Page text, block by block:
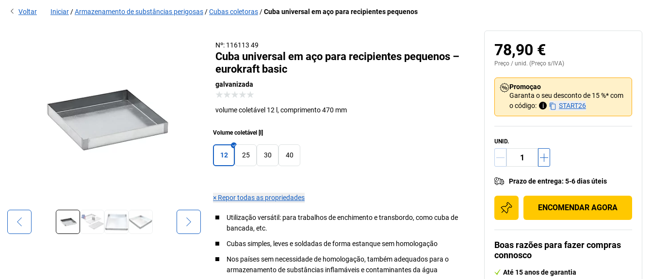
Voltar Iniciar Armazenamento de substâncias perigosas Cubas coletoras Cuba universal em aço para recipientes pequenos
Nº: 116113 49
Cuba universal em aço para recipientes pequenos –
eurokraft basic
galvanizada
volume coletável 12 l, comprimento 470 mm
Volume coletável [ l]
12 25 30 40
× Repor todas as propriedades
Utilização versátil: para trabalhos de enchimento e transbordo, como cuba de
bancada, etc.
Cubas simples, leves e soldadas de forma estanque sem homologação
Nos países sem necessidade de homologação, também adequados para o
armazenamento de substâncias inflamáveis e contaminantes da água
78,90 €
Preço / unid. (Preço s/IVA)
Promoçao
Garanta o seu desconto de 15 %* com
o código:
i START26
UNID.
Prazo de entrega: 5-6 dias úteis
ENCOMENDAR AGORA
Boas razões para fazer compras
connosco
Até 15 anos de garantia